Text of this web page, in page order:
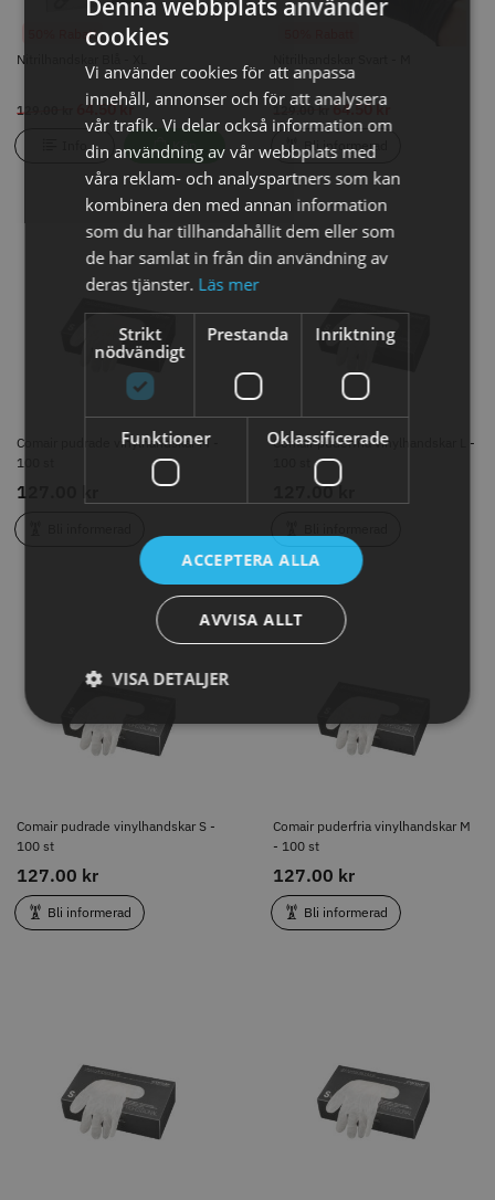
Nitrilhandskar Blå - XL
129.00 kr 64.50 kr
50% Rabatt
Info Köp
64.50 kr
Bli informerad
Comair pudrade vinylhandskar M -
100 st
127.00 kr
Comair puderfria vinylhandskar L -
127.00 kr
Comair pudrade vinylhandskar S -
100 st
127.00 kr
Bli informerad
Comair puderfria vinylhandskar M
- 100 st
127.00 kr
Bli informerad
Comair pudrade vinylhandskar M
Bli informerad
Comair puderfria vinylhandskar L
Bli informerad
Comair pudrade vinylhandskar S
127.00 kr
Bli informerad
Comair puderfria vinylhandskar
Bli informerad
127.00 kr
Bli informerad
127.00 kr
Bli informerad
Denna webbplats använder
cookies
Vi använder cookies för att anpassa
innehåll, annonser och för att analysera
vår trafik. Vi delar också information om
din användning av vår webbplats med
våra reklam- och analyspartners som kan
kombinera den med annan information
som du har tillhandahållit dem eller som
de har samlat in från din användning av
deras tjänster. Läs mer
Strikt
nödvändigt
Prestanda Inriktning
Funktioner Oklassificerade
ACCEPTERA ALLA
AVVISA ALLT
VISA DETALJER